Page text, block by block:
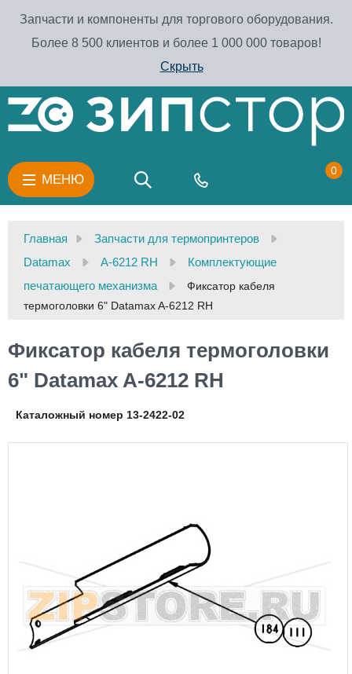
Запчасти и компоненты для торгового оборудования.
Более 8 500 клиентов и более 1 000 000 товаров!
Скрыть
МЕНЮ
0
Главная
Запчасти для термопринтеров
Datamax
A-6212 RH
Комплектующие
печатающего механизма
Фиксатор кабеля
термоголовки 6" Datamax A-6212 RH
Фиксатор кабеля термоголовки
6" Datamax A-6212 RH
Каталожный номер 13-2422-02